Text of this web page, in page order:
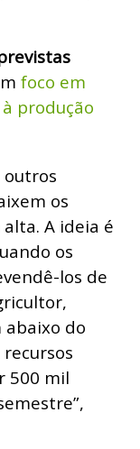
foco em
produção
outros
os
A ideia é
os
los de
abaixo do
500 mil